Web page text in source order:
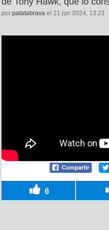
por patatabrava el 21 jun 2024, 13:21
6